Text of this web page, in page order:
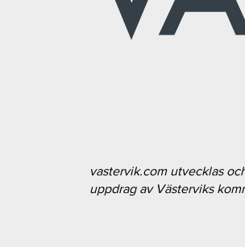
vastervik.com utvecklas
uppdrag av Västerviks